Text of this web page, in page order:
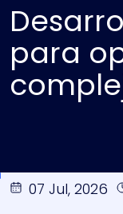
para
07 Jul, 2026